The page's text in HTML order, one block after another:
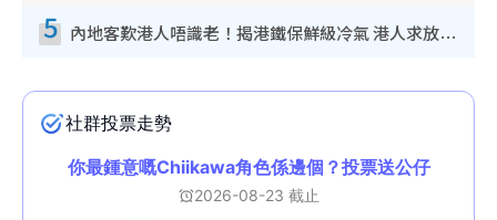
5 內地客歎港人唔識老！揭港鐵保鮮級冷氣 港人求放過：咪投訴